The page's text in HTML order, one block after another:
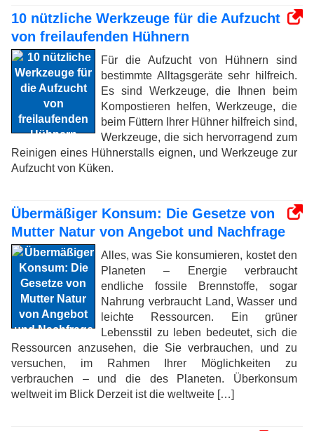
10 nützliche Werkzeuge für die Aufzucht
von freilaufenden Hühnern
Für die Aufzucht von Hühnern sind
bestimmte Alltagsgeräte sehr hilfreich.
Es sind Werkzeuge, die Ihnen beim
Kompostieren helfen, Werkzeuge, die
beim Füttern Ihrer Hühner hilfreich sind,
Werkzeuge, die sich hervorragend zum
Reinigen eines Hühnerstalls eignen, und Werkzeuge zur
Aufzucht von Küken.
Übermäßiger Konsum: Die Gesetze von
Mutter Natur von Angebot und Nachfrage
Alles, was Sie konsumieren, kostet den
Planeten – Energie verbraucht
endliche fossile Brennstoffe, sogar
Nahrung verbraucht Land, Wasser und
leichte Ressourcen. Ein grüner
Lebensstil zu leben bedeutet, sich die
Ressourcen anzusehen, die Sie verbrauchen, und zu
versuchen, im Rahmen Ihrer Möglichkeiten zu
verbrauchen – und die des Planeten. Überkonsum
weltweit im Blick Derzeit ist die weltweite […]